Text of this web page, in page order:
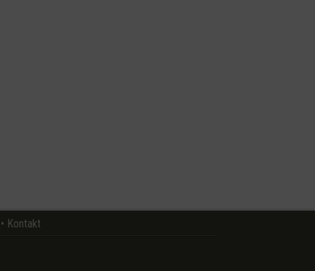
• Kontakt